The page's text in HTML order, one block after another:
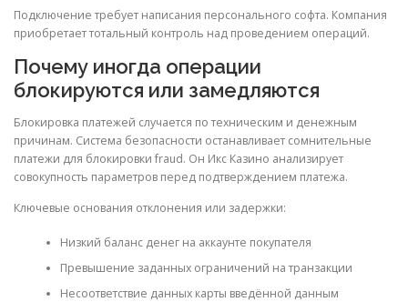
Подключение требует написания персонального софта. Компания
приобретает тотальный контроль над проведением операций.
Почему иногда операции
блокируются или замедляются
Блокировка платежей случается по техническим и денежным
причинам. Система безопасности останавливает сомнительные
платежи для блокировки fraud. Он Икс Казино анализирует
совокупность параметров перед подтверждением платежа.
Ключевые основания отклонения или задержки:
Низкий баланс денег на аккаунте покупателя
Превышение заданных ограничений на транзакции
Несоответствие данных карты введённой данным